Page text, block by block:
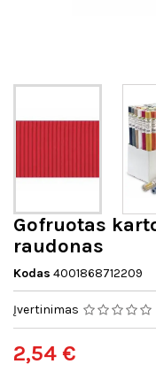
Gofruotas
raudonas
Kodas 4001868712209
Įvertinimas
2,54 €